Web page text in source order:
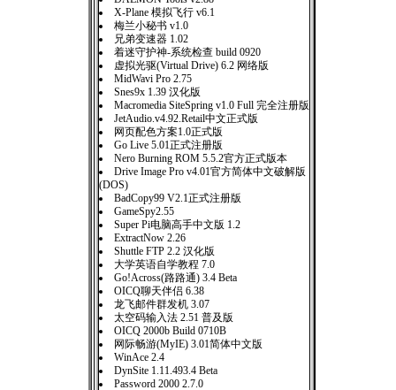
X-Plane 模拟飞行 v6.1
梅兰小秘书 v1.0
兄弟变速器 1.02
着迷守护神-系统检查 build 0920
虚拟光驱(Virtual Drive) 6.2 网络版
MidWavi Pro 2.75
Snes9x 1.39 汉化版
Macromedia SiteSpring v1.0 Full 完全注册版
JetAudio.v4.92.Retail中文正式版
网页配色方案1.0正式版
Go Live 5.01正式注册版
Nero Burning ROM 5.5.2官方正式版本
Drive Image Pro v4.01官方简体中文破解版
(DOS)
BadCopy99 V2.1正式注册版
GameSpy2.55
Super Pi电脑高手中文版 1.2
ExtractNow 2.26
Shuttle FTP 2.2 汉化版
大学英语自学教程 7.0
Go!Across(路路通) 3.4 Beta
OICQ聊天伴侣 6.38
龙飞邮件群发机 3.07
太空码输入法 2.51 普及版
OICQ 2000b Build 0710B
网际畅游(MyIE) 3.01简体中文版
WinAce 2.4
DynSite 1.11.493.4 Beta
Password 2000 2.7.0